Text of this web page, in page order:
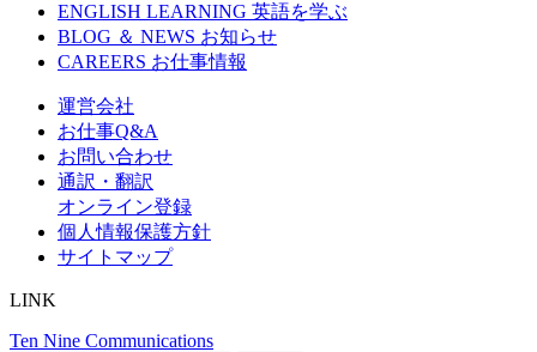
ENGLISH LEARNING 英語を学ぶ
BLOG ＆ NEWS お知らせ
CAREERS お仕事情報
運営会社
お仕事Q&A
お問い合わせ
通訳・翻訳
オンライン登録
個人情報保護方針
サイトマップ
LINK
Ten Nine Communications